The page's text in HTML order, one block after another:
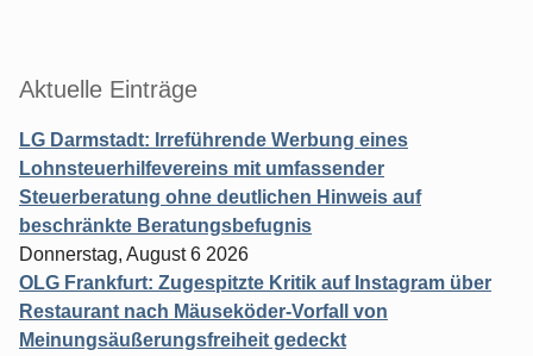
Aktuelle Einträge
LG Darmstadt: Irreführende Werbung eines
Lohnsteuerhilfevereins mit umfassender
Steuerberatung ohne deutlichen Hinweis auf
beschränkte Beratungsbefugnis
Donnerstag, August 6 2026
OLG Frankfurt: Zugespitzte Kritik auf Instagram über
Restaurant nach Mäuseköder-Vorfall von
Meinungsäußerungsfreiheit gedeckt